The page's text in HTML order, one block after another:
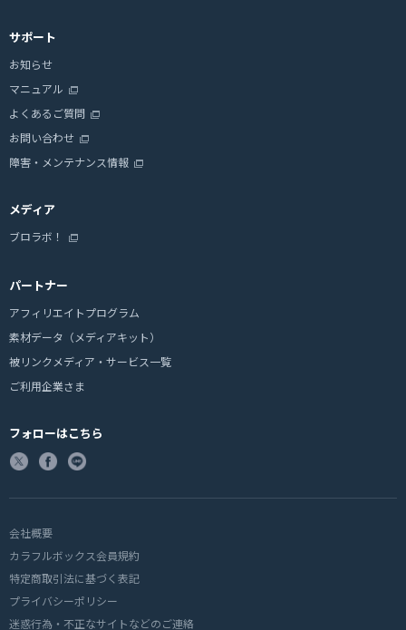
サポート
お知らせ
マニュアル
よくあるご質問
お問い合わせ
障害・メンテナンス情報
メディア
ブロラボ！
パートナー
アフィリエイトプログラム
素材データ（メディアキット）
被リンクメディア・サービス一覧
ご利用企業さま
フォローはこちら
会社概要
カラフルボックス会員規約
特定商取引法に基づく表記
プライバシーポリシー
迷惑行為・不正なサイトなどのご連絡